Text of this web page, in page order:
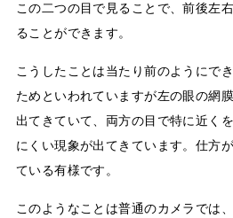
この二つの目で見ることで、前後左
ることができます。
こうしたことは当たり前のようにで
ためといわれていますが左の眼の網
出てきていて、両方の目で特に近く
にくい現象が出てきています。仕方
ている有様です。
このようなことは普通のカメラでは